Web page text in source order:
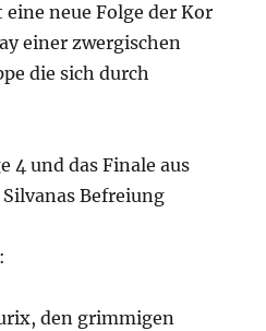
neue Folge der Kor
einer zwergischen
die sich durch
4 und das Finale aus
Befreiung
den grimmigen